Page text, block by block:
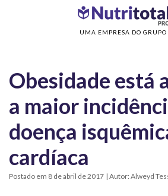
UMA EMPRESA DO GRUPO
Sem categoria> Obesidade está
Obesidade está
a maior
doença
cardíaca
Postado em 8 de abril de 2017 | Autor: Alweyd